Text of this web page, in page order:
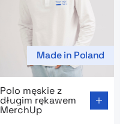
Made in Poland
Polo męskie z
długim rękawem
MerchUp